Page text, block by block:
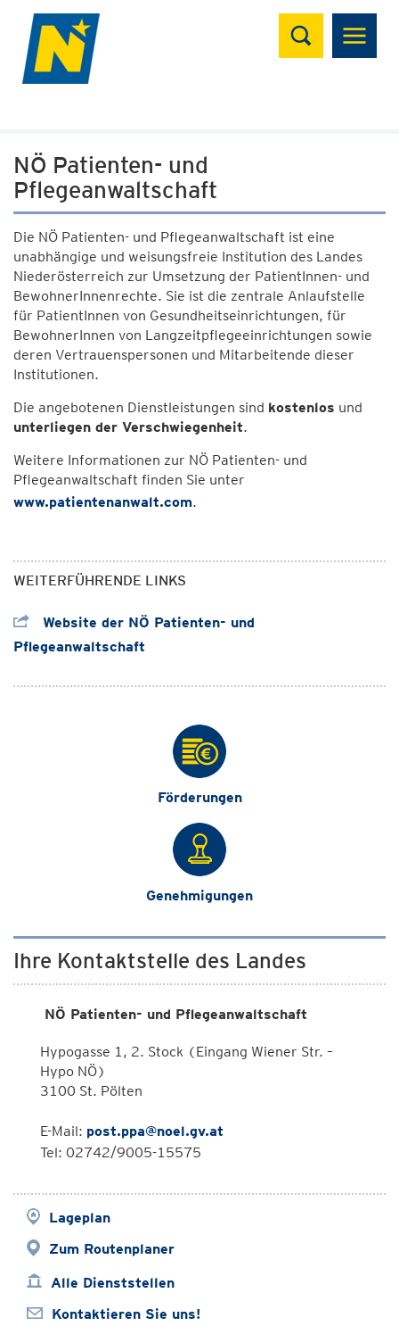
Suchen
NÖ Patienten- und
Pflegeanwaltschaft
Die NÖ Patienten- und Pflegeanwaltschaft ist eine
unabhängige und weisungsfreie Institution des Landes
Niederösterreich zur Umsetzung der PatientInnen- und
BewohnerInnenrechte. Sie ist die zentrale Anlaufstelle
für PatientInnen von Gesundheitseinrichtungen, für
BewohnerInnen von Langzeitpflegeeinrichtungen sowie
deren Vertrauenspersonen und Mitarbeitende dieser
Institutionen.
Die angebotenen Dienstleistungen sind kostenlos und
unterliegen der Verschwiegenheit.
Weitere Informationen zur NÖ Patienten- und
Pflegeanwaltschaft finden Sie unter
www.patientenanwalt.com.
WEITERFÜHRENDE LINKS
Website der NÖ Patienten- und
Pflegeanwaltschaft
Förderungen
Genehmigungen
Ihre Kontaktstelle des Landes
NÖ Patienten- und Pflegeanwaltschaft
Hypogasse 1, 2. Stock (Eingang Wiener Str. –
Hypo NÖ)
3100 St. Pölten
E-Mail: post.ppa@noel.gv.at
Tel: 02742/9005-15575
Lageplan
Zum Routenplaner
Alle Dienststellen
Kontaktieren Sie uns!